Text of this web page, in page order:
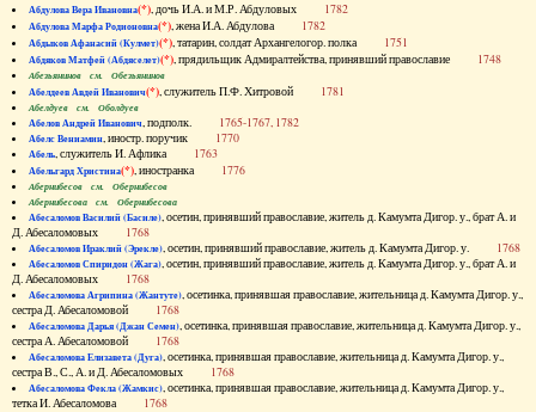
Абдулова Вера Ивановна(*), дочь И.А. и М.Р. Абдуловых 1782
Абдулова Марфа Родионовна(*), жена И.А. Абдулова 1782
Абдыков Афанасий (Кулмет)(*), татарин, солдат Архангелогор. полка 1751
Абдяков Матфей (Абдяселет)(*), прядильщик Адмиралтейства, принявший православие 1748
Абезьянинов см. Обезьянинов
Абелдеев Авдей Иванович(*), служитель П.Ф. Хитровой 1781
Абелдуев см. Оболдуев
Абелов Андрей Иванович, подполк. 1765-1767, 1782
Абелс Вениамин, иностр. поручик 1770
Абель, служитель И. Афлика 1763
Абельгард Христина(*), иностранка 1776
Абернибесов см. Обернибесов
Абернибесова см. Обернибесова
Абесаломов Василий (Басиле), осетин, принявший православие, житель д. Камумта Дигор. у., брат А. и
Д. Абесаломовых 1768
Абесаломов Ираклий (Эрекле), осетин, принявший православие, житель д. Камумта Дигор. у. 1768
Абесаломов Спиридон (Жага), осетин, принявший православие, житель д. Камумта Дигор. у., брат А. и
Д. Абесаломовых 1768
Абесаломова Агрипина (Жантуте), осетинка, принявшая православие, жительница д. Камумта Дигор. у.,
сестра Д. Абесаломовой 1768
Абесаломова Дарья (Джан Семен), осетинка, принявшая православие, жительница д. Камумта Дигор. у.,
сестра А. Абесаломовой 1768
Абесаломова Елизавета (Дуга), осетинка, принявшая православие, жительница д. Камумта Дигор. у.,
сестра В., С., А. и Д. Абесаломовых 1768
Абесаломова Фекла (Жамкис), осетинка, принявшая православие, жительница д. Камумта Дигор. у.,
тетка И. Абесаломова 1768